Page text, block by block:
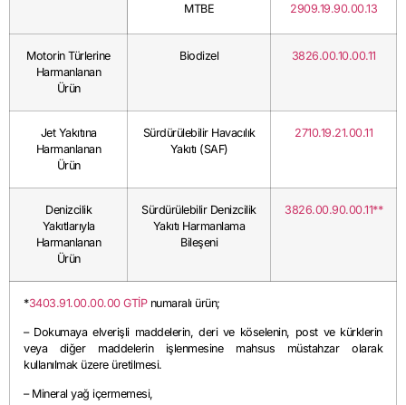
MTBE 2909.19.90.00.13
Motorin Türlerine
Harmanlanan
Ürün
Biodizel 3826.00.10.00.11
Jet Yakıtına
Harmanlanan
Ürün
Sürdürülebilir Havacılık
Yakıtı (SAF)
2710.19.21.00.11
Denizcilik
Yakıtlarıyla
Harmanlanan
Ürün
Sürdürülebilir Denizcilik
Yakıtı Harmanlama
Bileşeni
3826.00.90.00.11**
*3403.91.00.00.00 GTİPnumaralı ürün;
– Dokumaya elverişli maddelerin, deri ve köselenin, post ve kürklerin
veya diğer maddelerin işlenmesine mahsus müstahzar olarak
kullanılmak üzere üretilmesi.
– Mineral yağ içermemesi,